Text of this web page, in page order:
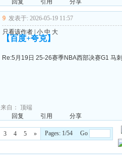
回复
引用 分享
9 发表于: 2026-05-19 11:57
只看该作者 小 中 大
【百度+夸克】
Re:5月19日 25-26赛季NBA西部决赛G1 马
来自： 顶端
回复
引用 分享
3 4 5 » Pages: 1/54 Go